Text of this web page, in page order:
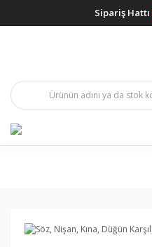
Sipariş Hattı